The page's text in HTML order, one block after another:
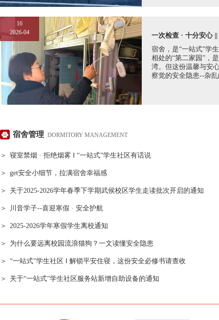
（院）领导亲临现场
16
2026-04
宿舍，是“一站式”学
相处的“第二家园”，
湾。但这份温馨与安
察觉的安全隐患--杂
宿舍管理 DORMITORY MANAGEMENT
＞ 寝室禁烟 · 拒绝烟雾 ‖ “一站式”学生社区有话说
＞ get安全小细节，拉满宿舍幸福感
＞ 关于2025-2026学年春季下学期武侯校区学生走读批次开启的通知
＞ 川音学子--喜迎寒假 · 安全护航
＞ 2025-2026学年寒假学生离校通知
＞ 为什么要远离校园流浪猫狗？一文读懂安全隐患
＞ “一站式”学生社区 ‖ 解锁平安住寝，这份安全必修书请查收
＞ 关于“一站式”学生社区服务站新增自助设备的通知